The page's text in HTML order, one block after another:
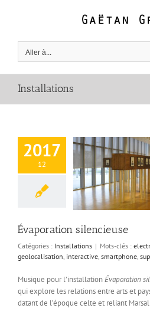
Aller à...
Installations
2017
12
Évaporation silencieuse
Catégories : Installations | Mots-clés :
geolocalisation, interactive, smartphone,
Musique pour l’installationÉvaporation
qui explore les relations entre arts et
datant de l’époque celte et reliant Marsal